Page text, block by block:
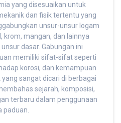
yang disesuaikan untuk
dan fisik tertentu yang
unsur-unsur logam
krom, mangan, dan lainnya
dasar. Gabungan ini
memiliki sifat-sifat seperti
korosi, dan kemampuan
sangat dicari di berbagai
sejarah, komposisi,
terbaru dalam penggunaan
paduan.